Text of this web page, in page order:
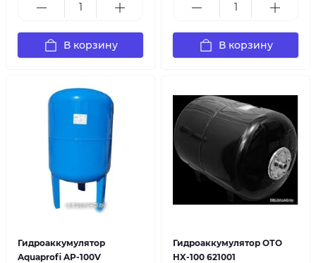
В корзину В корзину
Гидроаккумулятор
Aquaprofi AP-100V
Гидроаккумулятор ОТО
HX-100 621001